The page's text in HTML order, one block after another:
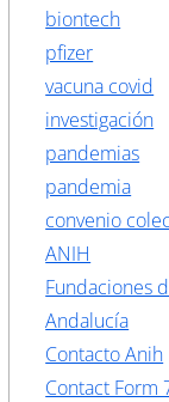
biontech
pfizer
vacuna covid
investigación
pandemias
pandemia
convenio
ANIH
Fundaciones
Andalucía
Contacto Anih
Contact Form